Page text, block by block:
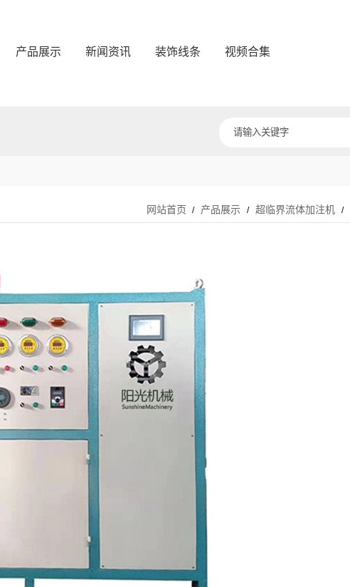
产品展示 新闻资讯 装饰线条 视频合集
网站首页 / 产品展示 / 超临界流体加注机 /